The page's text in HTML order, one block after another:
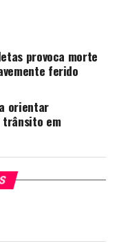
provoca morte
ferido
orientar
trânsito em